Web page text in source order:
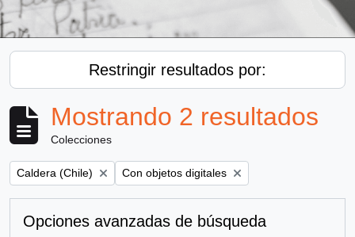
Restringir resultados por:
Mostrando 2 resultados
Colecciones
Remove filter:
Caldera (Chile) Remove filter:
Con objetos digitales
Opciones avanzadas de búsqueda